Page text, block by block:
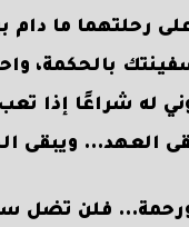
رحلتهما ما دام
بالحكمة،
له شراعًا إذا
العهد… ويبقى
ورحمة… فلن تضل